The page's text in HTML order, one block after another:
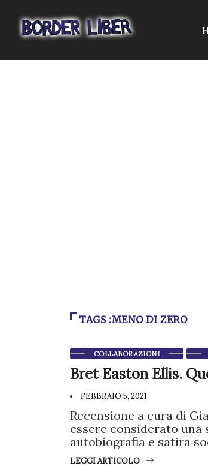
TAGS :MENO DI ZERO
COLLABORAZIONI
Bret Easton Ellis.
FEBBRAIO 5, 2021
Recensione a cura di
essere considerato una
autobiografia e satira
LEGGI ARTICOLO